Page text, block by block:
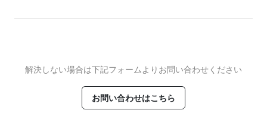
解決しない場合は下記フォームよりお問い合わせください
お問い合わせはこちら